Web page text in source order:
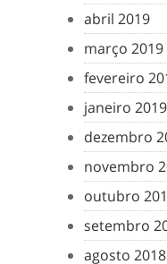
abril 2019
março 2019
fevereiro
janeiro 2019
dezembro
novembro
outubro
setembro
agosto 2018